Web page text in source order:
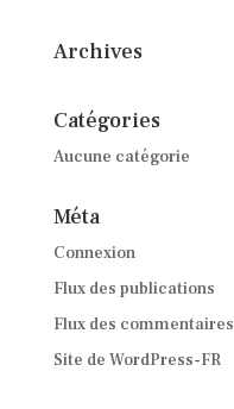
Archives
Catégories
Aucune catégorie
Méta
Connexion
Flux des publications
Flux des commentaires
Site de WordPress-FR